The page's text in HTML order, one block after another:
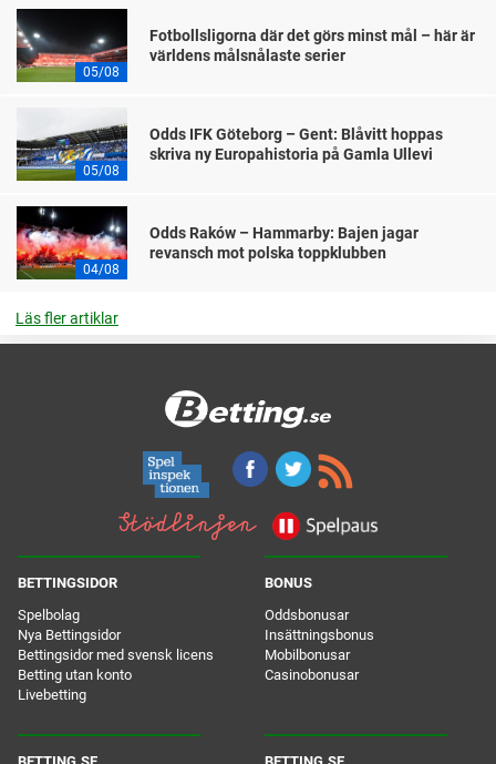
05/08
Fotbollsligorna där det görs minst mål – här är
världens målsnålaste serier
05/08
Odds IFK Göteborg – Gent: Blåvitt hoppas
skriva ny Europahistoria på Gamla Ullevi
04/08
Odds Raków – Hammarby: Bajen jagar
revansch mot polska toppklubben
Läs fler artiklar
BETTINGSIDOR
Spelbolag
Nya Bettingsidor
Bettingsidor med svensk licens
Betting utan konto
Livebetting
BONUS
Oddsbonusar
Insättningsbonus
Mobilbonusar
Casinobonusar